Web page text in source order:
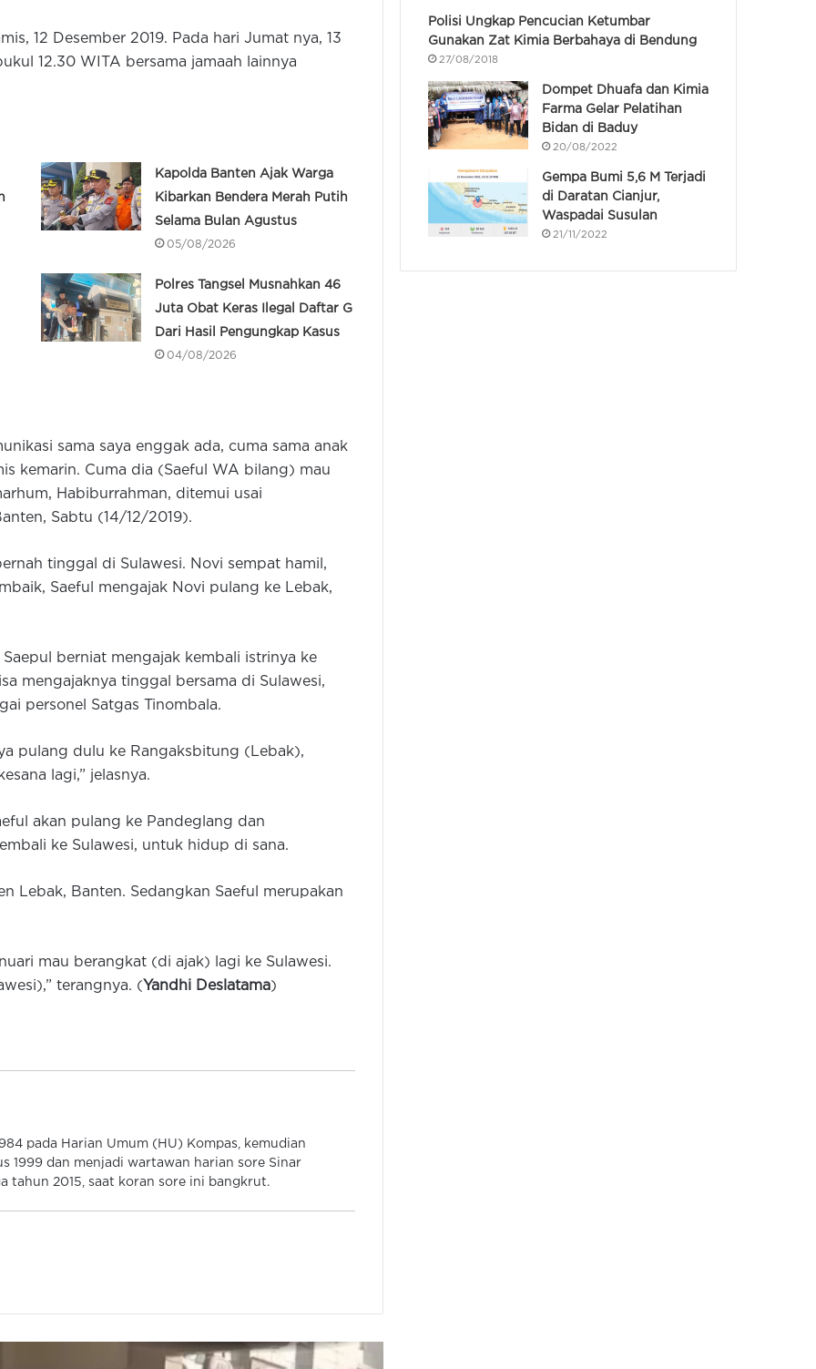
12 Desember 2019. Pada hari Jumat nya, 13
12.30 WITA bersama jamaah lainnya
Kapolda Banten Ajak Warga
Kibarkan Bendera Merah Putih
Selama Bulan Agustus
05/08/2026
Polres Tangsel Musnahkan 46
Juta Obat Keras Ilegal Daftar G
Dari Hasil Pengungkap Kasus
04/08/2026
sama saya enggak ada, cuma sama anak
kemarin. Cuma dia (Saeful WA bilang) mau
Habiburrahman, ditemui usai
Sabtu (14/12/2019).
tinggal di Sulawesi. Novi sempat hamil,
Saeful mengajak Novi pulang ke Lebak,
berniat mengajak kembali istrinya ke
mengajaknya tinggal bersama di Sulawesi,
personel Satgas Tinombala.
pulang dulu ke Rangaksbitung (Lebak),
lagi,” jelasnya.
akan pulang ke Pandeglang dan
ke Sulawesi, untuk hidup di sana.
Lebak, Banten. Sedangkan Saeful merupakan
mau berangkat (di ajak) lagi ke Sulawesi.
terangnya. ( Yandhi Deslatama)
pada Harian Umum (HU) Kompas, kemudian
1999 dan menjadi wartawan harian sore Sinar
tahun 2015, saat koran sore ini bangkrut.
Termasuk Brigjen Untung Jadi
BC Bandara Soetta: Pilot Malaysia
Positif Narkoba Saat Terbangkan
Bocah Perempuan Umur 11 Tahun di
Tirtayasa
Polsek Carenang Lakukan
Bisa Ajukan Permintaan Air Bersih
Polisi Ungkap Pencucian Ketumbar
Gunakan Zat Kimia Berbahaya di Bendung
27/08/2018
Dompet Dhuafa dan Kimia
Farma Gelar Pelatihan
Bidan di Baduy
20/08/2022
Gempa Bumi 5,6 M Terjadi
di Daratan Cianjur,
Waspadai Susulan
21/11/2022